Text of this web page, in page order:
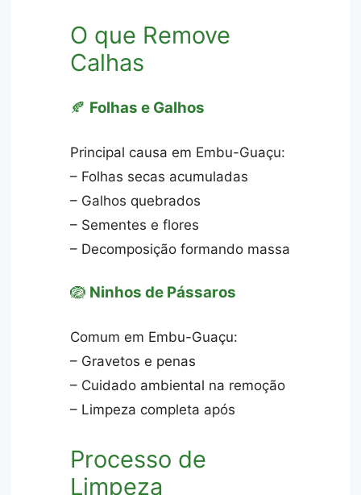
O que Remove
Calhas
🍂 Folhas e Galhos
Principal causa em Embu-Guaçu:
– Folhas secas acumuladas
– Galhos quebrados
– Sementes e flores
– Decomposição formando massa
🪺 Ninhos de Pássaros
Comum em Embu-Guaçu:
– Gravetos e penas
– Cuidado ambiental na remoção
– Limpeza completa após
Processo de
Limpeza